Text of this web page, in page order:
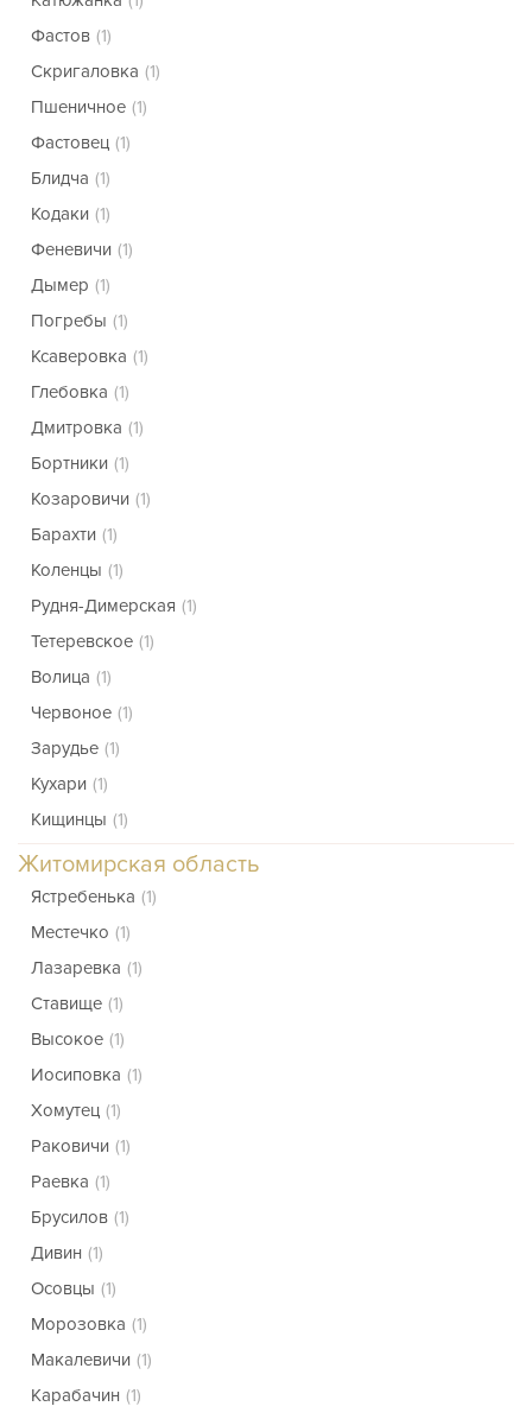
Фастов (1)
Скригаловка (1)
Пшеничное (1)
Фастовец (1)
Блидча (1)
Кодаки (1)
Феневичи (1)
Дымер (1)
Погребы (1)
Ксаверовка (1)
Глебовка (1)
Дмитровка (1)
Бортники (1)
Козаровичи (1)
Барахти (1)
Коленцы (1)
Рудня-Димерская (1)
Тетеревское (1)
Волица (1)
Червоное (1)
Зарудье (1)
Кухари (1)
Кищинцы (1)
Житомирская область
Ястребенька (1)
Местечко (1)
Лазаревка (1)
Ставище (1)
Высокое (1)
Иосиповка (1)
Хомутец (1)
Раковичи (1)
Раевка (1)
Брусилов (1)
Дивин (1)
Осовцы (1)
Морозовка (1)
Макалевичи (1)
Карабачин (1)